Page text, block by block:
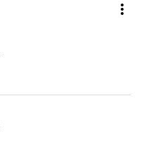
more_vert